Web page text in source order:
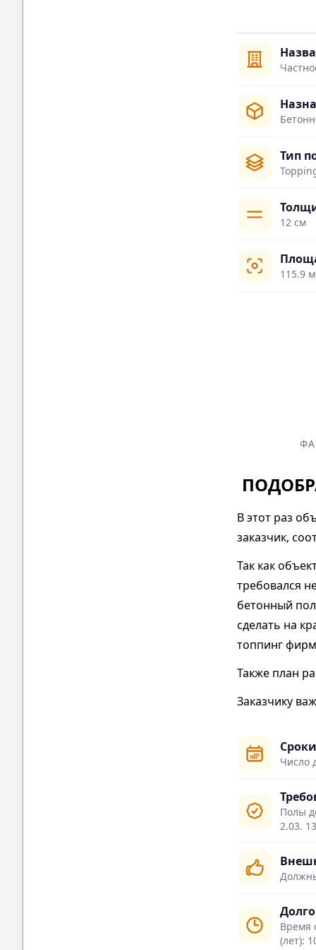
Тип
12 см
115.9
В этот раз
заказчик,
Так как
требовался
бетонный
сделать на
топпинг
Также план
Заказчику
Число
Полы
2.03.
Время
(лет):